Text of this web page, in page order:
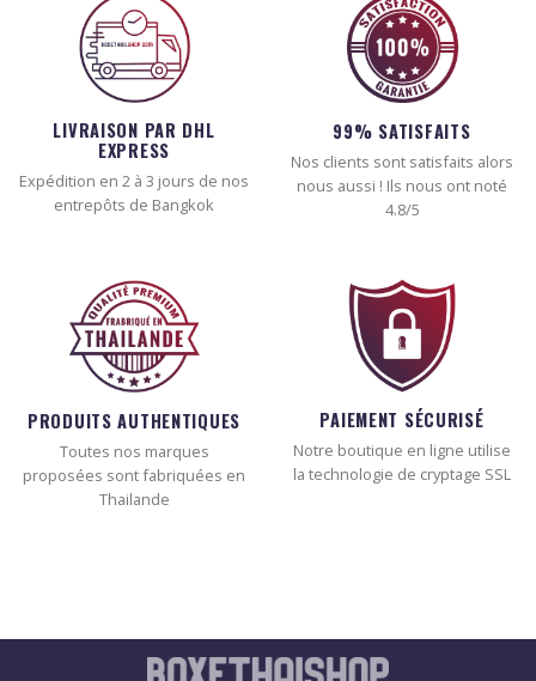
LIVRAISON PAR DHL
EXPRESS
Expédition en 2 à 3 jours de nos
entrepôts de Bangkok
99% SATISFAITS
Nos clients sont satisfaits alors
nous aussi ! Ils nous ont noté
4.8/5
PRODUITS AUTHENTIQUES
Toutes nos marques
proposées sont fabriquées en
Thailande
PAIEMENT SÉCURISÉ
Notre boutique en ligne utilise
la technologie de cryptage SSL